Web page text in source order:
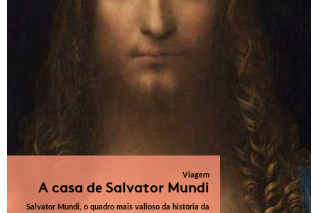
Viagem
A casa de Salvator Mundi
Salvator Mundi, o quadro mais valioso da história da